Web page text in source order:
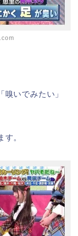
いでみたい」
。